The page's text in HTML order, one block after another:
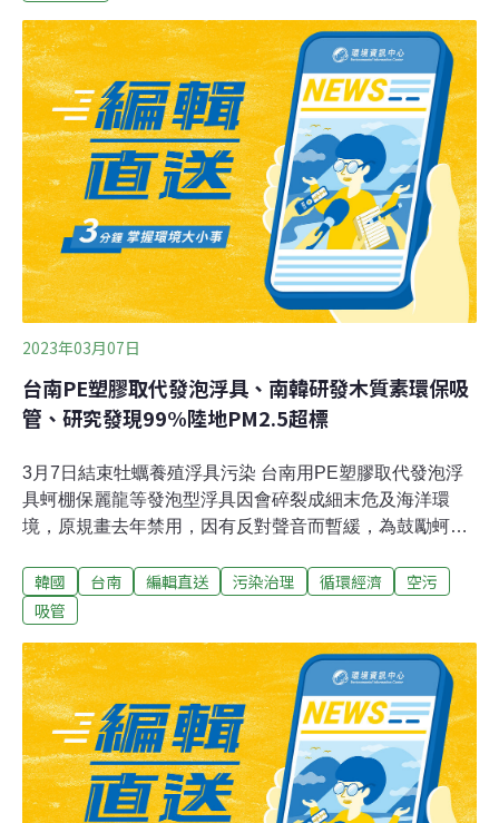
種原因：原因1：縣市之間喬不攏！回收物由誰處理？不
同縣市的回收商必須對應各種處理商，但每家廠商願意且
能處理的品項不盡相同，這可能導致某個縣市不回收某品
項。像小小一根塑膠吸管，就會由各縣市自行決定是否回
收，因為塑膠吸管不屬於塑膠「容器」，也不是環保署規
定的回收項目。可以回收的縣市只是少數，如新北、基
隆、南投、嘉義、台南和金門。保麗龍的回收處理也是如
此，因為體積大佔空間，處理上很麻煩，就不是每個縣市
的廠商都願意做的。原因2：沒被看見的回收成本！塑
2023年03月07日
台南PE塑膠取代發泡浮具、南韓研發木質素環保吸
管、研究發現99%陸地PM2.5超標
3月7日結束牡蠣養殖浮具污染 台南用PE塑膠取代發泡浮
具蚵棚保麗龍等發泡型浮具因會碎裂成細末危及海洋環
境，原規畫去年禁用，因有反對聲音而暫緩，為鼓勵蚵農
具，並爭取修改淺海牡蠣養殖管理自治條例，禁止使用保
麗龍浮具；環團認為EPP材質發泡塑膠浮具一樣會帶來污
民生活 里長帶頭向議會陳情台東市垃圾掩埋場在228連假
時發生火警，大火延燒三天，濃煙飄散影響附近建農里居
民生活，建農里長林金寶與十多名民眾今天到縣議會陳
情，希望盡速規畫垃圾場去化及安全維護；台東縣議會祕
書長吳慶榮接下陳情書。陳情書指出，台東縣焚化爐已試
營運，應加速正式啟用焚化爐，訂定建農里垃圾掩埋場去
韓國 台南 編輯直送 污染治理 循環經濟
空污
吸管